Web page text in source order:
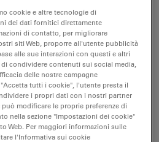
del microscopio
aumenta il livello di
riduce l'affaticamento e gli
sulla procedura per garantire
cookie e altre tecnologie di
dei dati fornitici direttamente
di contatto, per migliorare
siti Web, proporre all'utente pubblicità
alle sue interazioni con questi e altri
condividere contenuti sui social media,
delle nostre campagne
tutti i cookie", l'utente presta il
i propri dati con i nostri partner
modificare le proprie preferenze di
nella sezione "Impostazioni dei cookie"
Web. Per maggiori informazioni sulle
l'Informativa sui cookie